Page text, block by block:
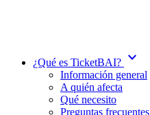
¿Qué es TicketBAI? expand_more
Información general
A quién afecta
Qué necesito
Preguntas frecuentes